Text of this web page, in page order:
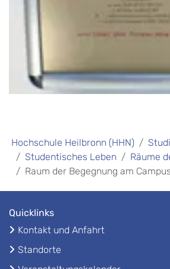
Hochschule Heilbronn (HHN)
Studentisches Leben
Räume
Raum der Begegnung am
Quicklinks
Kontakt und Anfahrt
Standorte